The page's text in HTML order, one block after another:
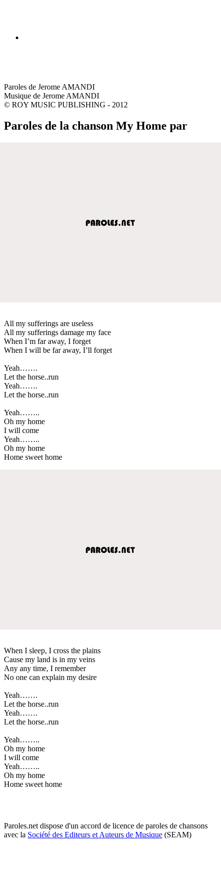
Paroles de Jerome AMANDI
Musique de Jerome AMANDI
© ROY MUSIC PUBLISHING - 2012
Paroles de la chanson My Home par
All my sufferings are useless
All my sufferings damage my face
When I’m far away, I forget
When I will be far away, I’ll forget
Yeah…….
Let the horse..run
Yeah…….
Let the horse..run
Yeah……..
Oh my home
I will come
Yeah……..
Oh my home
Home sweet home
When I sleep, I cross the plains
Cause my land is in my veins
Any any time, I remember
No one can explain my desire
Yeah…….
Let the horse..run
Yeah…….
Let the horse..run
Yeah……..
Oh my home
I will come
Yeah……..
Oh my home
Home sweet home
Paroles.net dispose d'un accord de licence de paroles de chansons
avec la Société des Editeurs et Auteurs de Musique (SEAM)